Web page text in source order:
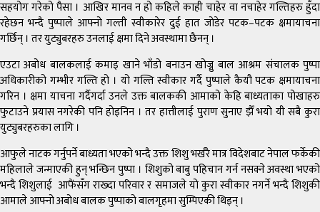
सहयोग गरेको पैसा । आखिर मानव न हो कहिले काही चाहेर वा नचाहेर गल्तिहरु हुँदा
रहेछन भन्दै पुष्पाले आफ्नो गल्ती स्वीकारेर दुई हात जोडेर पटक–पटक क्षमायाचना
गर्छिन् । तर युट्युबरहरु उनलाई क्षमा दिने अवस्थामा छैनन् ।
एउटा अबोध बालकलाई कमाइ खाने भाँडो बनाउन खोज्नु बाल आश्रम संचालक पुष्पा
अधिकारीको गम्भीर गल्ति हो । यो गल्ति स्वीकार गर्दै पुष्पाले कैयौ पटक क्षमायाचना
गरिन । क्षमा याचना गर्दैगर्दा उनले उक्त बालककी आमाको केहि बाध्यताका पोखाहरु
फुटाउने प्रयास नगरेकी पनि होइनिन । तर हात्तीलाई पुराण सुनाए झैँ भयो यी सबै कुरा
युट्युबरहरुका लागि ।
आफुले नाटक गर्नुपर्ने बाध्यता भएको भन्दै उक्त शिशु भर्खरै मात्र विदेशबाट नेपाल फर्केकी
महिलाले जन्माएकी हुन् भन्छिन पुष्पा । शिशुको बाबु पहिचान गर्न नसक्ने अवस्था भएको
भन्दै शिशुलाई आफैंसँग राख्दा परिवार र समाजले यो कुरा स्वीकार नगर्ने भन्दै शिशुकी
आमाले आफ्नो अबोध बालक पुष्पाको बालगृहमा सुम्पिएकी थिइन् ।